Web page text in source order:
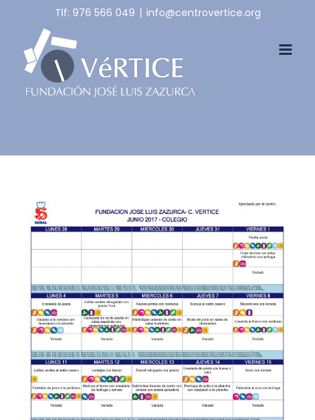
content
Tlf: 976 566 049 | info@centrovertice.org
View
Larger
Image